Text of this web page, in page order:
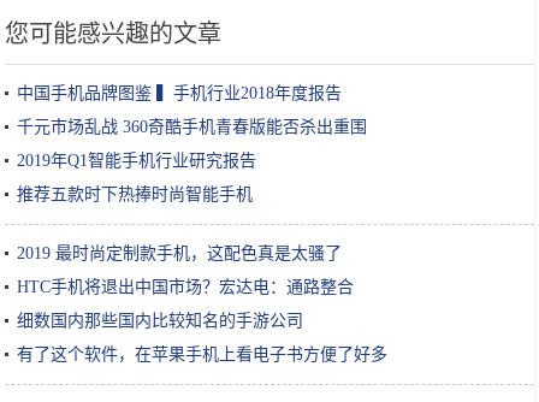
您可能感兴趣的文章
中国手机品牌图鉴 ▍手机行业2018年度报告
千元市场乱战 360奇酷手机青春版能否杀出重围
2019年Q1智能手机行业研究报告
推荐五款时下热捧时尚智能手机
2019 最时尚定制款手机，这配色真是太骚了
HTC手机将退出中国市场？宏达电：通路整合
细数国内那些国内比较知名的手游公司
有了这个软件，在苹果手机上看电子书方便了好多